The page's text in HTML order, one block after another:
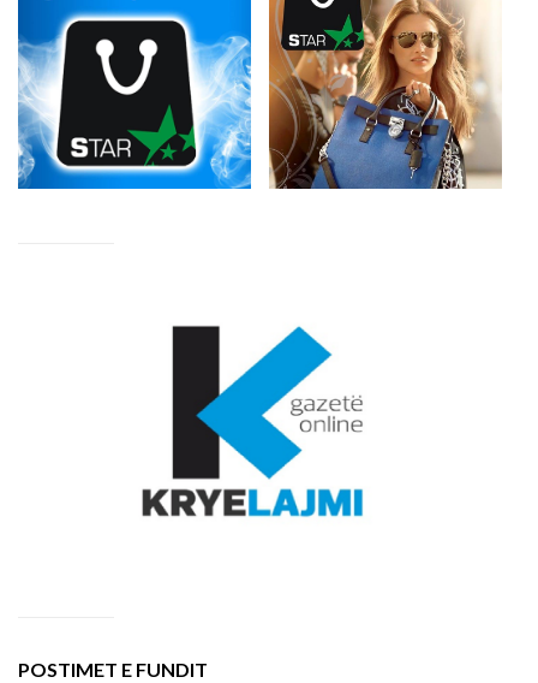
POSTIMET E FUNDIT